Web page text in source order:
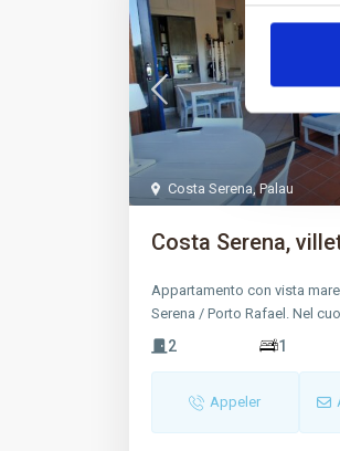
Costa Serena,Palau
Costa Serena,
Appartamento con vista
Serena / Porto Rafael. Nel
2 1
Appeler